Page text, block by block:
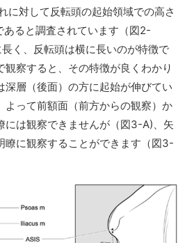
に対して反転頭の起始領域での高さ
あると調査されています（図2-
く、反転頭は横に長いのが特徴で
察すると、その特徴が良くわかり
深層（後面）の方に起始が伸びてい
よって前額面（前方からの観察）か
には観察できませんが（図3-A)、矢
瞭に観察することができます（図3-